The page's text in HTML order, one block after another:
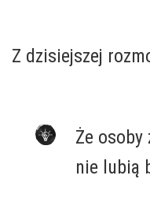
Z dzisiejszej
Że osoby
nie lubią